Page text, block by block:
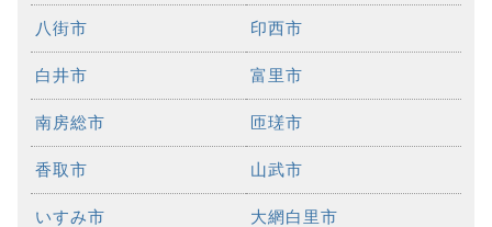
八街市 印西市
白井市 富里市
南房総市 匝瑳市
香取市 山武市
いすみ市 大網白里市